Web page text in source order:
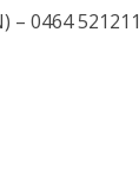
– 0464 521211